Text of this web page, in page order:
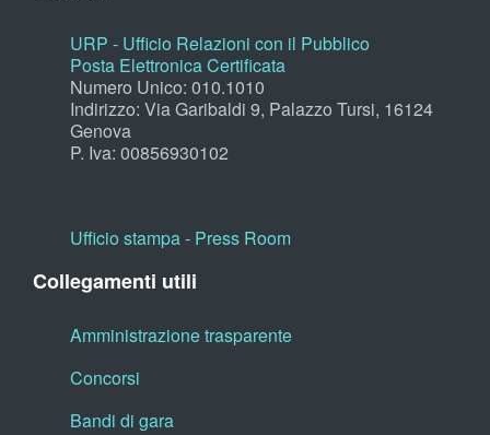
URP - Ufficio Relazioni con il Pubblico
Posta Elettronica Certificata
Numero Unico: 010.1010
Indirizzo: Via Garibaldi 9, Palazzo Tursi, 16124
Genova
P. Iva: 00856930102
Ufficio stampa - Press Room
Collegamenti utili
Amministrazione trasparente
Concorsi
Bandi di gara